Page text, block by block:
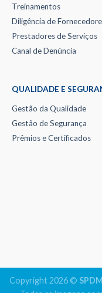
Treinamentos
Diligência de
Prestadores de Serviços
Canal de Denúncia
QUALIDADE E
Gestão da Qualidade
Gestão de Segurança
Prêmios e Certificados
Copyright 2026 ©